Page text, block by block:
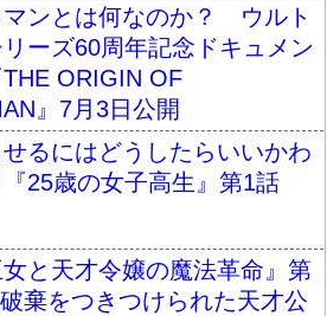
マンとは何なのか？ ウルト
ーズ60周年記念ドキュメン
ORIGIN OF
』7月3日公開
るにはどうしたらいいかわ
25歳の女子高生』第1話
女と天才令嬢の魔法革命』第
棄をつきつけられた天才公